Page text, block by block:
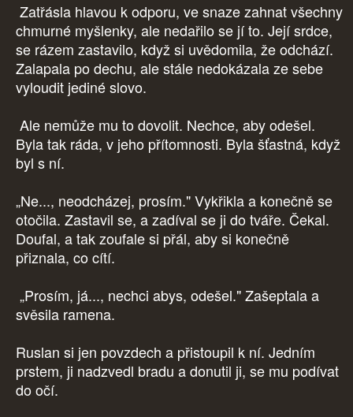
Zatřásla hlavou k odporu, ve snaze zahnat všechny
chmurné myšlenky, ale nedařilo se jí to. Její srdce,
se rázem zastavilo, když si uvědomila, že odchází.
Zalapala po dechu, ale stále nedokázala ze sebe
vyloudit jediné slovo.
Ale nemůže mu to dovolit. Nechce, aby odešel.
Byla tak ráda, v jeho přítomnosti. Byla šťastná, když
byl s ní.
„Ne..., neodcházej, prosím." Vykřikla a konečně se
otočila. Zastavil se, a zadíval se ji do tváře. Čekal.
Doufal, a tak zoufale si přál, aby si konečně
přiznala, co cítí.
„Prosím, já..., nechci abys, odešel." Zašeptala a
svěsila ramena.
Ruslan si jen povzdech a přistoupil k ní. Jedním
prstem, ji nadzvedl bradu a donutil ji, se mu podívat
do očí.